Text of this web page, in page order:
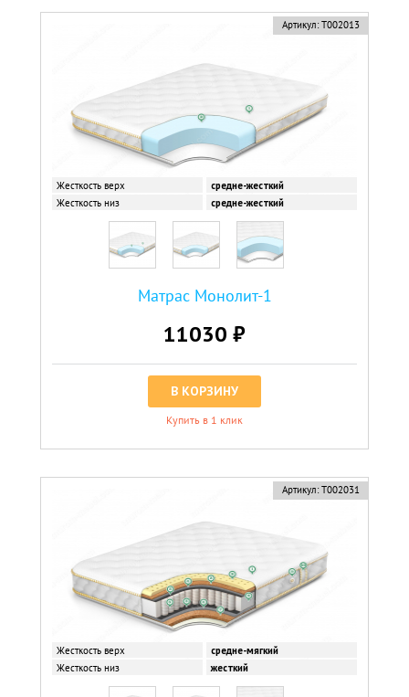
Артикул: Т002013
Жесткость верх
средне-жесткий
Жесткость низ
средне-жесткий
Матрас Монолит-1
11030 ₽
В КОРЗИНУ
Купить в 1 клик
Артикул: Т002031
Жесткость верх
средне-мягкий
Жесткость низ
жесткий